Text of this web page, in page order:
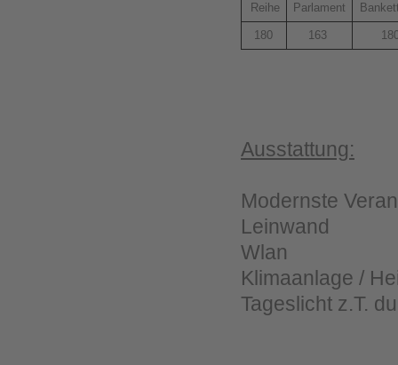
Reihe Parlament
180 163
Ausstattung:
Modernste
Leinwand
Wlan
Klimaanlage /
Tageslicht z.T.